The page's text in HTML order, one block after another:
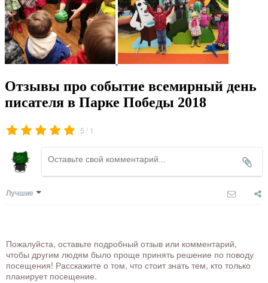
Отзывы про событие всемирный день
писателя в Парке Победы 2018
5 / 1
Лучшие
Пожалуйста, оставьте подробный отзыв или комментарий,
чтобы другим людям было проще принять решение по поводу
посещения! Расскажите о том, что стоит знать тем, кто только
планирует посещение.